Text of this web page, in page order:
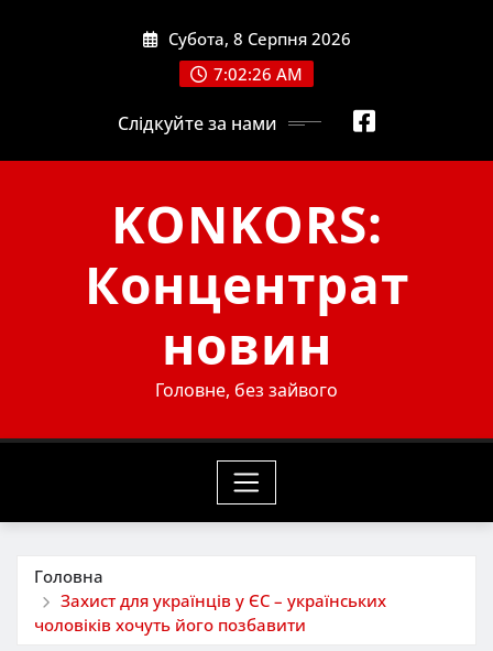
Субота, 8 Серпня 2026
7:02:27 AM
Слідкуйте за нами
KONKORS:
Концентрат
новин
Головне, без зайвого
Головна
Захист для українців у ЄС – українських
чоловіків хочуть його позбавити